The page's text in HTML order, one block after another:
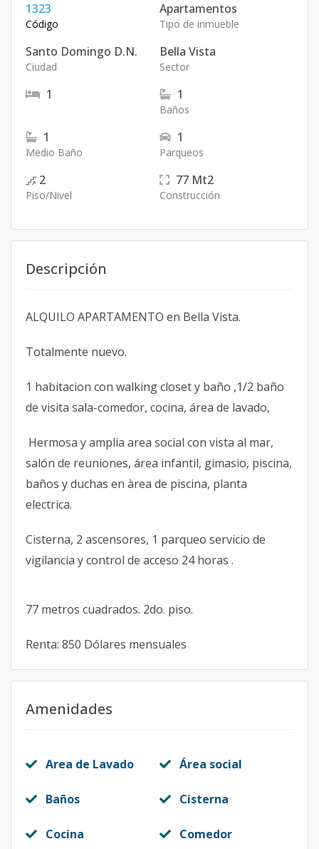
1323
Código
Apartamentos
Tipo de inmueble
Santo Domingo D.N.
Ciudad
Bella Vista
Sector
1 1
Baños
1
Medio Baño
1
Parqueos
2
Piso/Nivel
77 Mt2
Construcción
Descripción
ALQUILO APARTAMENTO en Bella Vista.
Totalmente nuevo.
1 habitacion con walking closet y baño ,1/2 baño
de visita sala-comedor, cocina, área de lavado,
Hermosa y amplia area social con vista al mar,
salón de reuniones, área infantil, gimasio, piscina,
baños y duchas en àrea de piscina, planta
electrica.
Cisterna, 2 ascensores, 1 parqueo servicio de
vigilancia y control de acceso 24 horas .
77 metros cuadrados. 2do. piso.
Renta: 850 Dólares mensuales
Amenidades
Area de Lavado Área social
Baños Cisterna
Cocina Comedor